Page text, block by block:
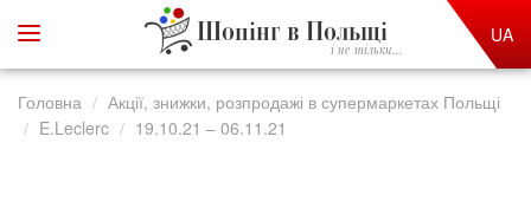
Шопінг в Польщі
і не тільки...
UA
Головна
Акції, знижки, розпродажі в супермаркетах Польщі
E.Leclerc
19.10.21 – 06.11.21